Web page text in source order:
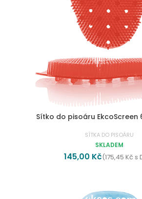
Sítko do pisoáru EkcoScreen
SÍTKA DO PISOÁRU
SKLADEM
145,00 Kč(175,45 Kč s